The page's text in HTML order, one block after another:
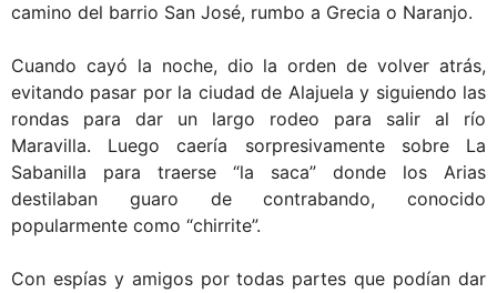
camino del barrio San José, rumbo a Grecia o Naranjo.
Cuando cayó la noche, dio la orden de volver atrás,
evitando pasar por la ciudad de Alajuela y siguiendo las
rondas para dar un largo rodeo para salir al río
Maravilla. Luego caería sorpresivamente sobre La
Sabanilla para traerse “la saca” donde los Arias
destilaban guaro de contrabando, conocido
popularmente como “chirrite”.
Con espías y amigos por todas partes que podían dar